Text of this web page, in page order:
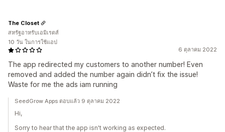
6 ตุลาคม 2022
The app redirected my customers to another number! Even
removed and added the number again didn’t fix the issue!
Waste for me the ads iam running
The Closet
สหรัฐอาหรับเอมิเรตส์
10 วัน ในการใช้แอป
SeedGrow Apps ตอบแล้ว 9 ตุลาคม 2022
Hi,
Sorry to hear that the app isn't working as expected.